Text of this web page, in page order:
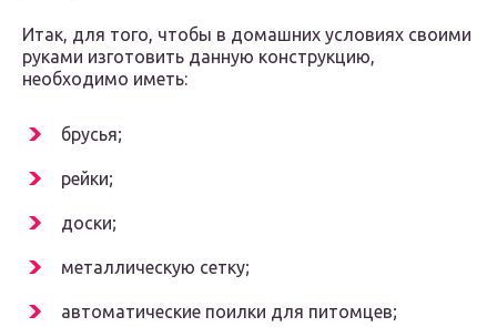
Итак, для того, чтобы в домашних условиях своими
руками изготовить данную конструкцию,
необходимо иметь:
брусья;
рейки;
доски;
металлическую сетку;
автоматические поилки для питомцев;